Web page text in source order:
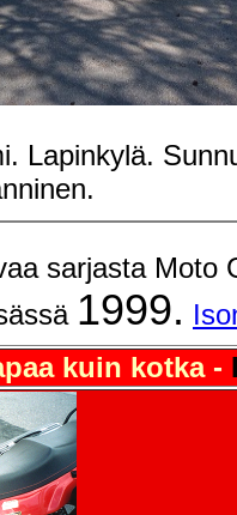
Lapinkylä.
sarjasta Moto
1999.
kuin kotka -